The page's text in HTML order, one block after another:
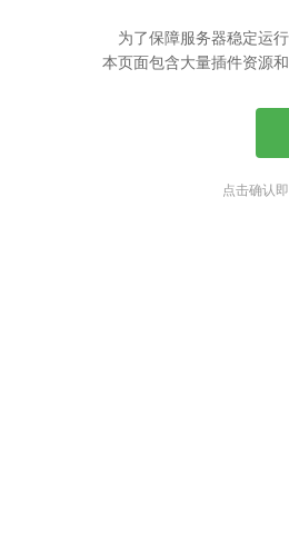
为了保障服务器稳定运
本页面包含大量插件资源
点击确认